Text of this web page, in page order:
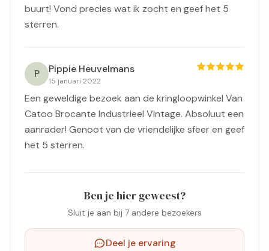
buurt! Vond precies wat ik zocht en geef het 5
sterren.
P Pippie Heuvelmans
15 januari 2022
Een geweldige bezoek aan de kringloopwinkel Van
Catoo Brocante Industrieel Vintage. Absoluut een
aanrader! Genoot van de vriendelijke sfeer en geef
het 5 sterren.
Ben je hier geweest?
Sluit je aan bij 7 andere bezoekers
Deel je ervaring